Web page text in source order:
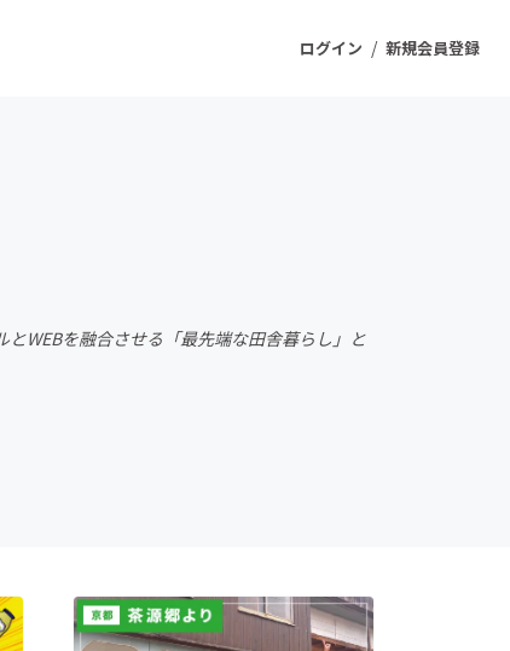
ログイン / 新規会員登録
ファッション
とWEBを融合させる「最先端な田舎暮らし」と